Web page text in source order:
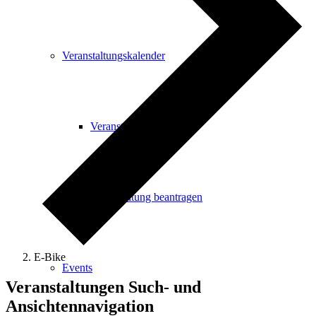
Veranstaltungskalender
Veranstaltungskalender
Veranstaltung beantragen
Events
E-Bike
Veranstaltungen
Veranstaltungen Such- und
Ansichtennavigation